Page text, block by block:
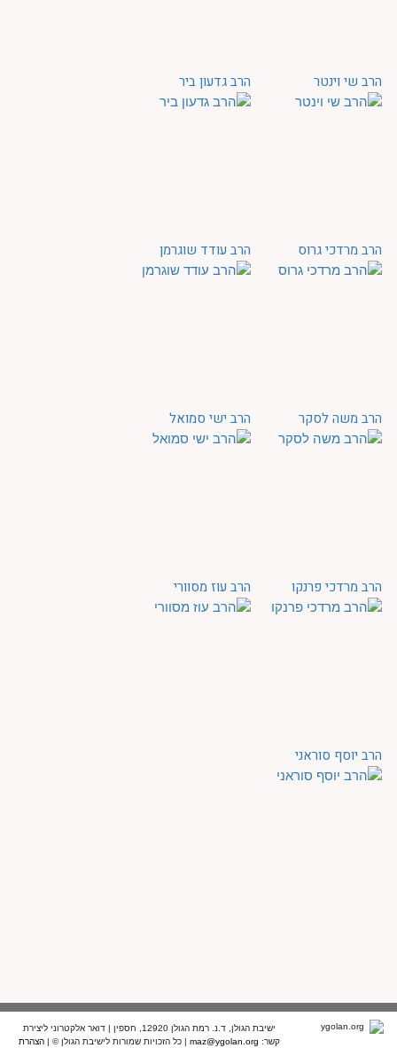
הרב שי וינטר הרב גדעון ביר
הרב מרדכי גרוס הרב עודד שוגרמן
הרב משה לסקר הרב ישי סמואל
הרב מרדכי פרנקו הרב עוז מסוורי
הרב יוסף סוראני
ישיבת הגולן, ד.נ. רמת הגולן 12920, חספין | דואר אלקטרוני ליצירת
קשר:maz@ygolan.org| כל הזכויות שמורות לישיבת הגולן © |הצהרת